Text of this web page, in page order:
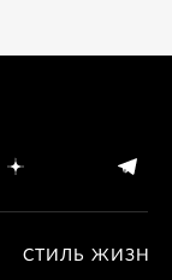
СТИЛЬ ЖИЗНИ